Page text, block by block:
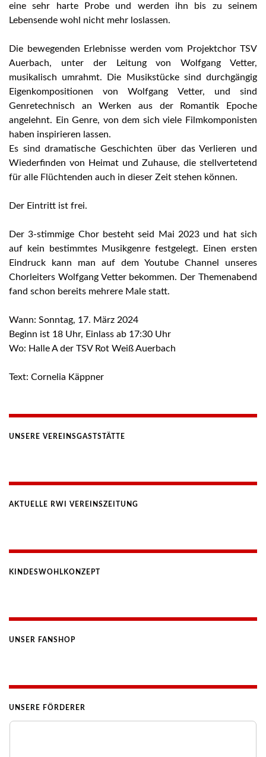
eine sehr harte Probe und werden ihn bis zu seinem
Lebensende wohl nicht mehr loslassen.
Die bewegenden Erlebnisse werden vom Projektchor TSV
Auerbach, unter der Leitung von Wolfgang Vetter,
musikalisch umrahmt. Die Musikstücke sind durchgängig
Eigenkompositionen von Wolfgang Vetter, und sind
Genretechnisch an Werken aus der Romantik Epoche
angelehnt. Ein Genre, von dem sich viele Filmkomponisten
haben inspirieren lassen.
Es sind dramatische Geschichten über das Verlieren und
Wiederfinden von Heimat und Zuhause, die stellvertetend
für alle Flüchtenden auch in dieser Zeit stehen können.
Der Eintritt ist frei.
Der 3-stimmige Chor besteht seid Mai 2023 und hat sich
auf kein bestimmtes Musikgenre festgelegt. Einen ersten
Eindruck kann man auf dem Youtube Channel unseres
Chorleiters Wolfgang Vetter bekommen. Der Themenabend
fand schon bereits mehrere Male statt.
Wann: Sonntag, 17. März 2024
Beginn ist 18 Uhr, Einlass ab 17:30 Uhr
Wo: Halle A der TSV Rot Weiß Auerbach
Text: Cornelia Käppner
UNSERE VEREINSGASTSTÄTTE
AKTUELLE RWI VEREINSZEITUNG
KINDESWOHLKONZEPT
UNSER FANSHOP
UNSERE FÖRDERER